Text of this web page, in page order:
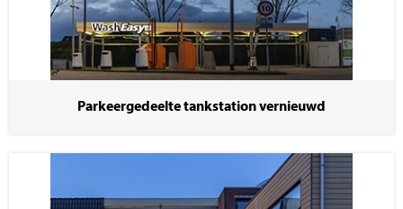
Parkeergedeelte tankstation vernieuwd